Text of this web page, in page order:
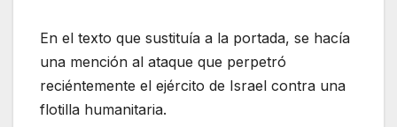
En el texto que sustituía a la portada, se hacía
una mención al ataque que perpetró
reciéntemente el ejército de Israel contra una
flotilla humanitaria.